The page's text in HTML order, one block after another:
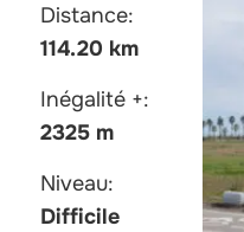
Distance:
114.20 km
Inégalité +:
2325 m
Niveau:
Difficile